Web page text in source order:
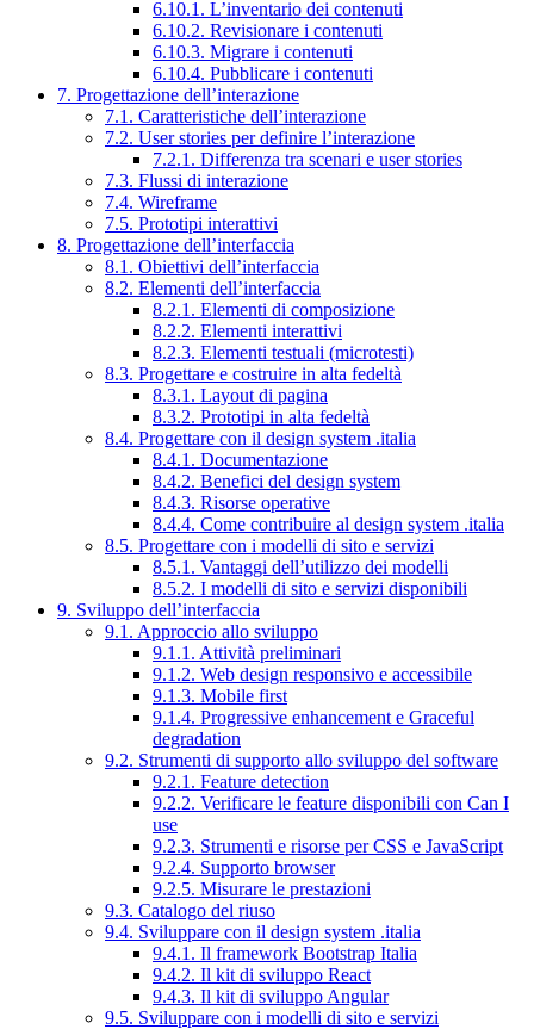
6.10.1. L’inventario dei contenuti
6.10.2. Revisionare i contenuti
6.10.3. Migrare i contenuti
6.10.4. Pubblicare i contenuti
7. Progettazione dell’interazione
7.1. Caratteristiche dell’interazione
7.2. User stories per definire l’interazione
7.2.1. Differenza tra scenari e user stories
7.3. Flussi di interazione
7.4. Wireframe
7.5. Prototipi interattivi
8. Progettazione dell’interfaccia
8.1. Obiettivi dell’interfaccia
8.2. Elementi dell’interfaccia
8.2.1. Elementi di composizione
8.2.2. Elementi interattivi
8.2.3. Elementi testuali (microtesti)
8.3. Progettare e costruire in alta fedeltà
8.3.1. Layout di pagina
8.3.2. Prototipi in alta fedeltà
8.4. Progettare con il design system .italia
8.4.1. Documentazione
8.4.2. Benefici del design system
8.4.3. Risorse operative
8.4.4. Come contribuire al design system .italia
8.5. Progettare con i modelli di sito e servizi
8.5.1. Vantaggi dell’utilizzo dei modelli
8.5.2. I modelli di sito e servizi disponibili
9. Sviluppo dell’interfaccia
9.1. Approccio allo sviluppo
9.1.1. Attività preliminari
9.1.2. Web design responsivo e accessibile
9.1.3. Mobile first
9.1.4. Progressive enhancement e Graceful
degradation
9.2. Strumenti di supporto allo sviluppo del software
9.2.1. Feature detection
9.2.2. Verificare le feature disponibili con Can I
use
9.2.3. Strumenti e risorse per CSS e JavaScript
9.2.4. Supporto browser
9.2.5. Misurare le prestazioni
9.3. Catalogo del riuso
9.4. Sviluppare con il design system .italia
9.4.1. Il framework Bootstrap Italia
9.4.2. Il kit di sviluppo React
9.4.3. Il kit di sviluppo Angular
9.5. Sviluppare con i modelli di sito e servizi